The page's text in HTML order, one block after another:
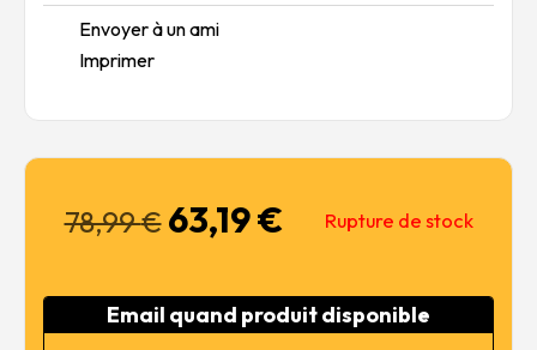
Envoyer à un ami
Imprimer
78,99€ Le
prix
était :
78,99 €.
63,19€Le
est :
63,19 €.
Rupture de stock
Email quand produit disponible